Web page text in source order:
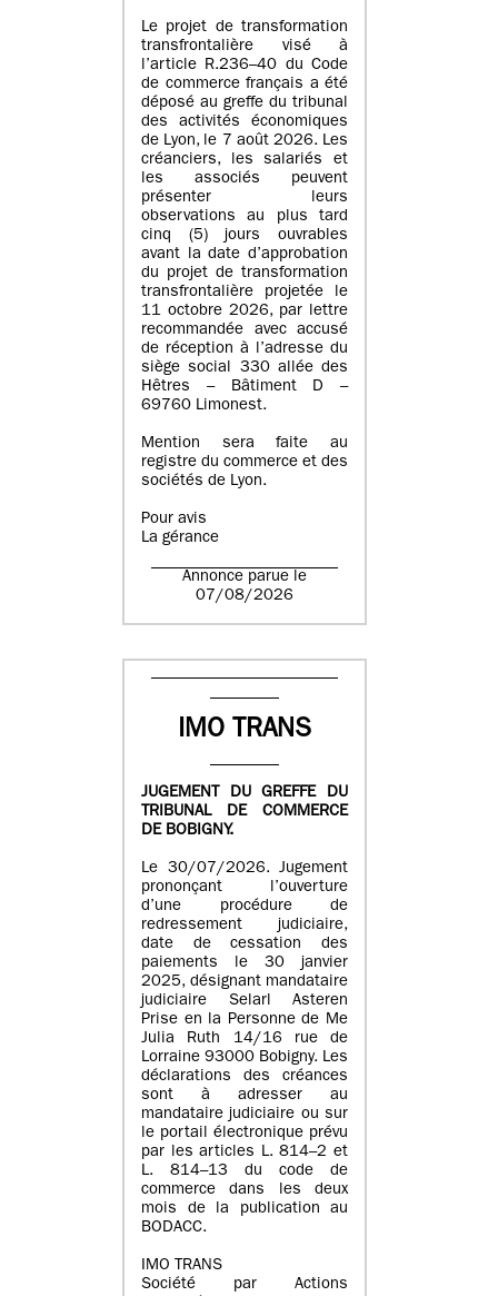
Le projet de transformation
transfrontalière visé à
l’article R.236–40 du Code
de commerce français a été
déposé au greffe du tribunal
des activités économiques
de Lyon, le 7 août 2026. Les
créanciers, les salariés et
les associés peuvent
présenter leurs
observations au plus tard
cinq (5) jours ouvrables
avant la date d’approbation
du projet de transformation
transfrontalière projetée le
11 octobre 2026, par lettre
recommandée avec accusé
de réception à l’adresse du
siège social 330 allée des
Hêtres – Bâtiment D –
69760 Limonest.
Mention sera faite au
registre du commerce et des
sociétés de Lyon.
Pour avis
La gérance
Annonce parue le
07/08/2026
IMO TRANS
JUGEMENT DU GREFFE DU
TRIBUNAL DE COMMERCE
DE BOBIGNY.
Le 30/07/2026. Jugement
prononçant l’ouverture
d’une procédure de
redressement judiciaire,
date de cessation des
paiements le 30 janvier
2025, désignant mandataire
judiciaire Selarl Asteren
Prise en la Personne de Me
Julia Ruth 14/16 rue de
Lorraine 93000 Bobigny. Les
déclarations des créances
sont à adresser au
mandataire judiciaire ou sur
le portail électronique prévu
par les articles L. 814–2 et
L. 814–13 du code de
commerce dans les deux
mois de la publication au
BODACC.
IMO TRANS
Société par Actions